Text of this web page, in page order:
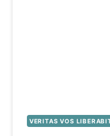
VERITAS VOS